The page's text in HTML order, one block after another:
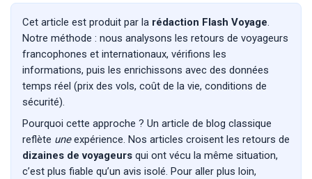
Cet article est produit par la rédaction Flash Voyage.
Notre méthode : nous analysons les retours de voyageurs
francophones et internationaux, vérifions les
informations, puis les enrichissons avec des données
temps réel (prix des vols, coût de la vie, conditions de
sécurité).
Pourquoi cette approche ? Un article de blog classique
reflète uneexpérience. Nos articles croisent les retours de
dizaines de voyageurs qui ont vécu la même situation,
c’est plus fiable qu’un avis isolé. Pour aller plus loin,